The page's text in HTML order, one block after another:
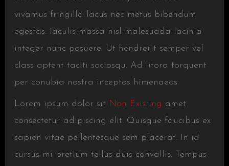
vivamus fringilla lacus nec metus bibendum
egestas. Iaculis massa nisl malesuada lacinia
integer nunc posuere. Ut hendrerit semper vel
class aptent taciti sociosqu. Ad litora torquent
per conubia nostra inceptos himenaeos.
Lorem ipsum dolor sit Non Existing amet
consectetur adipiscing elit. Quisque faucibus ex
sapien vitae pellentesque sem placerat. In id
cursus mi pretium tellus duis convallis. Tempus